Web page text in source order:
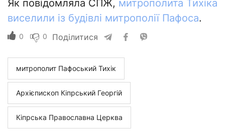
Як повідомляла СПЖ, митрополита Тихіка
виселили із будівлі митрополії Пафоса.
0 0 Поділитися
митрополит Пафоський Тихік
Архієпископ Кіпрський Георгій
Кіпрська Православна Церква